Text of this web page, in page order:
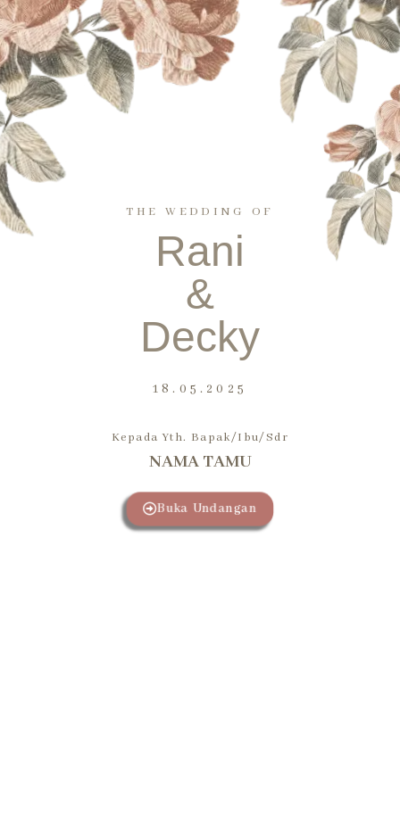
THE WEDDING OF
Rani
&
Decky
18.05.2025
Kepada Yth. Bapak/Ibu/Sdr
NAMA TAMU
Buka Undangan